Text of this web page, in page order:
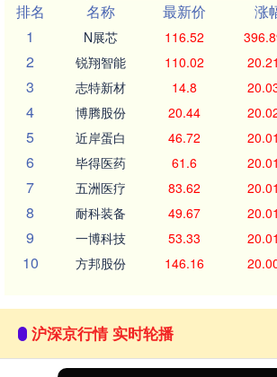
排名
名称 最新价 涨
1
N展芯 116.52
2 锐翔智能 110.02
3 志特新材 14.8
4 博腾股份 20.44
5 近岸蛋白 46.72
6 毕得医药 61.6
7 五洲医疗 83.62
8 耐科装备 49.67
9 一博科技 53.33
10 方邦股份 146.16
沪深京行情 实时轮播